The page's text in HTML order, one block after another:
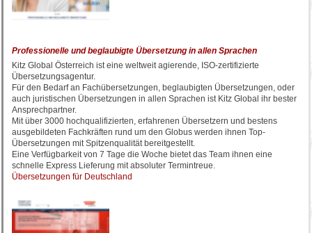
Professionelle und beglaubigte Übersetzung in allen Sprachen
Kitz Global Österreich ist eine weltweit agierende, ISO-zertifizierte
Übersetzungsagentur.
Für den Bedarf an Fachübersetzungen, beglaubigten Übersetzungen, oder
auch juristischen Übersetzungen in allen Sprachen ist Kitz Global ihr bester
Ansprechpartner.
Mit über 3000 hochqualifizierten, erfahrenen Übersetzern und bestens
ausgebildeten Fachkräften rund um den Globus werden ihnen Top-
Übersetzungen mit Spitzenqualität bereitgestellt.
Eine Verfügbarkeit von 7 Tage die Woche bietet das Team ihnen eine
schnelle Express Lieferung mit absoluter Termintreue.
Übersetzungen für Deutschland